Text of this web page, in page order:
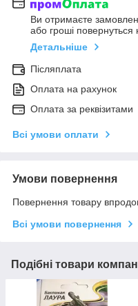
Ви отримаєте
або гроші повернуться
Детальніше
Післяплата
Оплата на рахунок
Оплата за реквізитами
Всі умови оплати
Умови повернення
Повернення товару
Всі умови повернення
Подібні товари